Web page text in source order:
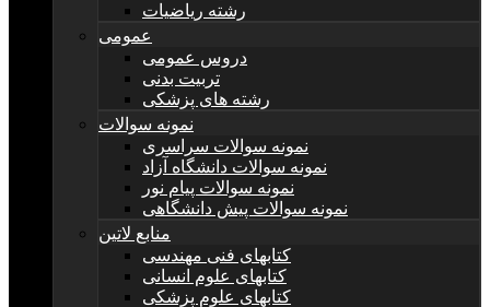
رشته ریاضیات
عمومی
دروس عمومی
تربیت بدنی
رشته های پزشکی
نمونه سوالات
نمونه سوالات سراسری
نمونه سوالات دانشگاه آزاد
نمونه سوالات پیام نور
نمونه سوالات پیش دانشگاهی
منابع لاتین
کتابهای فنی مهندسی
کتابهای علوم انسانی
کتابهای علوم پزشکی